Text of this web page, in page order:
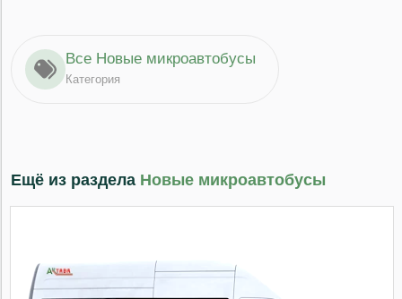
Все Новые микроавтобусы
Категория
Ещё из раздела Новые микроавтобусы